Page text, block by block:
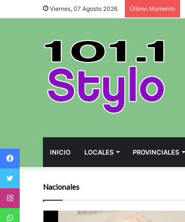
Viernes, 07 Agosto 2026 Último Momento
INICIO LOCALES PROVINCIALES
Nacionales
Twitter
Instagram